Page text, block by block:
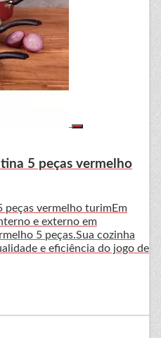
5 peças vermelho
peças vermelho turimEm
e externo em
5 peças.Sua cozinha
e eficiência do jogo de